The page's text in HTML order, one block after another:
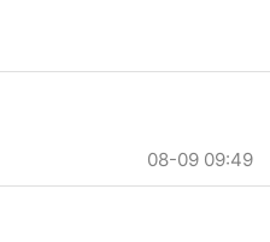
08-09 09:49